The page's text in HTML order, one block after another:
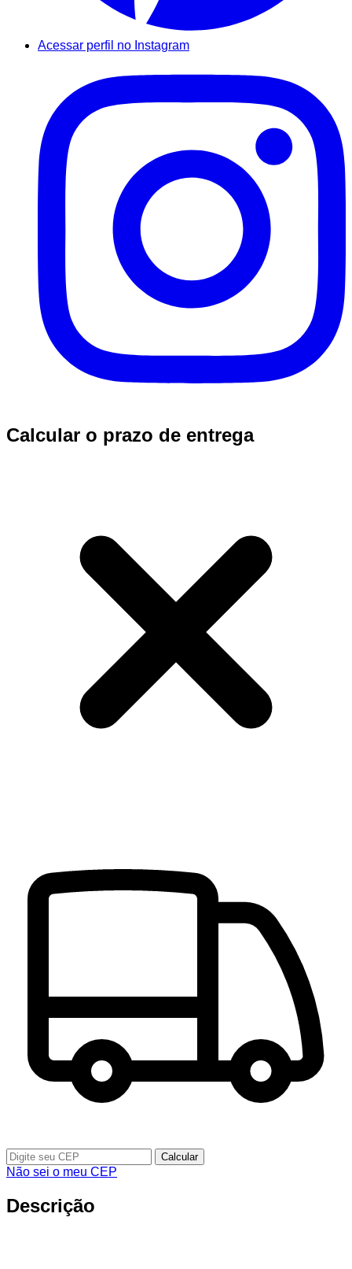
Acessar perfil no Instagram
Calcular o prazo de entrega
Calcular
Não sei o meu CEP
Descrição